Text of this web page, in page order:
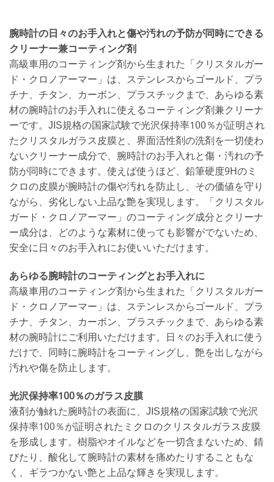
腕時計の日々のお手入れと傷や汚れの予防が同時にできる
クリーナー兼コーティング剤
高級車用のコーティング剤から生まれた「クリスタルガー
ド・クロノアーマー」は、ステンレスからゴールド、プラ
チナ、チタン、カーボン、プラスチックまで、あらゆる素
材の腕時計のお手入れに使えるコーティング剤兼クリーナ
ーです。JIS規格の国家試験で光沢保持率100％が証明され
たクリスタルガラス皮膜と、界面活性剤の洗剤を一切使わ
ないクリーナー成分で、腕時計のお手入れと傷・汚れの予
防が同時にできます。使えば使うほど、鉛筆硬度9Hのミ
クロの皮膜が腕時計の傷や汚れを防止し、その価値を守り
ながら、劣化しない上品な艶を実現します。「クリスタル
ガード・クロノアーマー」のコーティング成分とクリーナ
ー成分は、どのような素材に使っても影響がでないため、
安全に日々のお手入れにお使いいただけます。
あらゆる腕時計のコーティングとお手入れに
高級車用のコーティング剤から生まれた「クリスタルガー
ド・クロノアーマー」は、ステンレスからゴールド、プラ
チナ、チタン、カーボン、プラスチックまで、あらゆる素
材の腕時計にご利用いただけます。日々のお手入れに使う
だけで、同時に腕時計をコーティングし、艶を出しながら
汚れや傷を防止します。
光沢保持率100％のガラス皮膜
液剤が触れた腕時計の表面に、JIS規格の国家試験で光沢
保持率100％が証明されたミクロのクリスタルガラス皮膜
を形成します。樹脂やオイルなどを一切含まないため、錆
びたり、酸化して腕時計の素材を痛めたりすることもな
く、ギラつかない艶と上品な輝きを実現します。